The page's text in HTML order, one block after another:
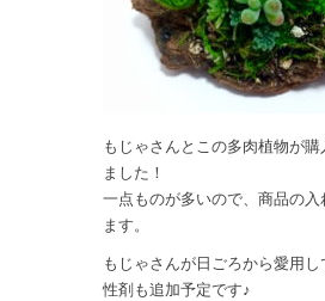
もじゃさんとこの多肉植物が
ました！
一点ものが多いので、商品の入
ます。
もじゃさんが日ごろから愛用
性剤も追加予定です♪